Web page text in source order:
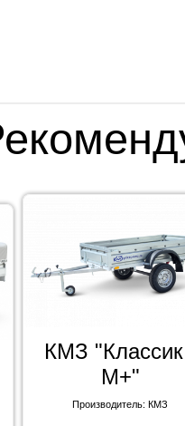
КМЗ
М+"
Производитель: КМЗ